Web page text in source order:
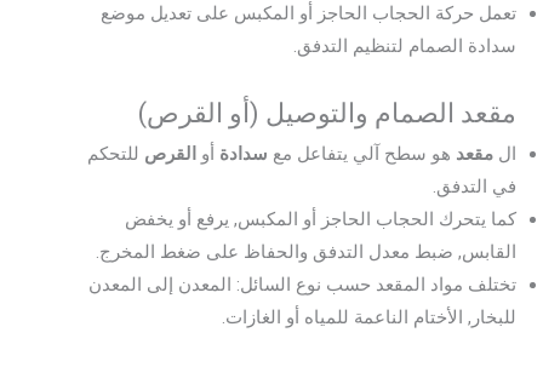
تعمل حركة الحجاب الحاجز أو المكبس على تعديل موضع
سدادة الصمام لتنظيم التدفق.
مقعد الصمام والتوصيل (أو القرص)
المقعد هو سطح آلي يتفاعل مع سدادة أو القرص للتحكم
في التدفق.
كما يتحرك الحجاب الحاجز أو المكبس, يرفع أو يخفض
القابس, ضبط معدل التدفق والحفاظ على ضغط المخرج.
تختلف مواد المقعد حسب نوع السائل: المعدن إلى المعدن
للبخار, الأختام الناعمة للمياه أو الغازات.